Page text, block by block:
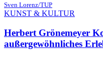
Sven Lorenz/TUP
KUNST & KULTUR
Herbert Grönemeyer
außergewöhnliches